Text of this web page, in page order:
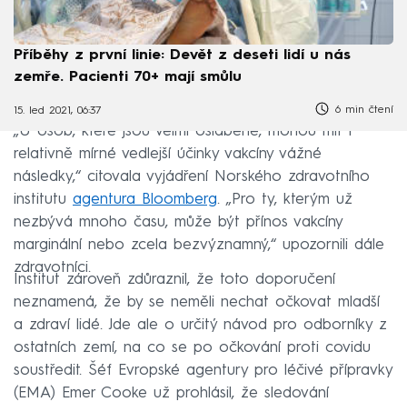
Příběhy z první linie: Devět z deseti lidí u nás
zemře. Pacienti 70+ mají smůlu
15. led 2021, 06:37 6 min čtení
„U osob, které jsou velmi oslabené, mohou mít i
relativně mírné vedlejší účinky vakcíny vážné
následky,“ citovala vyjádření Norského zdravotního
institutu agentura Bloomberg. „Pro ty, kterým už
nezbývá mnoho času, může být přínos vakcíny
marginální nebo zcela bezvýznamný,“ upozornili dále
zdravotníci.
Institut zároveň zdůraznil, že toto doporučení
neznamená, že by se neměli nechat očkovat mladší
a zdraví lidé. Jde ale o určitý návod pro odborníky z
ostatních zemí, na co se po očkování proti covidu
soustředit. Šéf Evropské agentury pro léčivé přípravky
(EMA) Emer Cooke už prohlásil, že sledování